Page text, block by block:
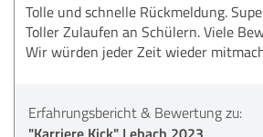
Tolle und schnelle Rückmeldung.
Toller Zulaufen an Schülern. Viele
Wir würden jeder Zeit wieder
Erfahrungsbericht & Bewertung zu:
"Karriere Kick" Lebach 2023